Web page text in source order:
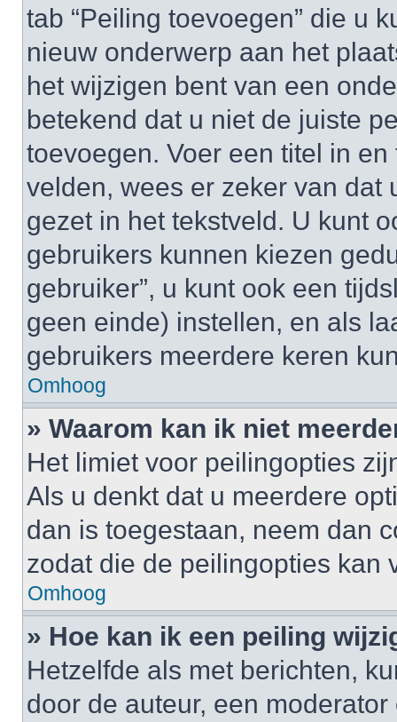
tab “Peiling toevoegen” die u
nieuw onderwerp aan het
het wijzigen bent van een
betekend dat u niet de juiste
toevoegen. Voer een titel in
velden, wees er zeker van dat
gezet in het tekstveld. U kunt
gebruikers kunnen kiezen
gebruiker”, u kunt ook een
geen einde) instellen, en als
gebruikers meerdere keren
Omhoog
» Waarom kan ik niet
Het limiet voor peilingopties
Als u denkt dat u meerdere
dan is toegestaan, neem dan
zodat die de peilingopties kan
Omhoog
» Hoe kan ik een peiling
Hetzelfde als met berichten,
door de auteur, een